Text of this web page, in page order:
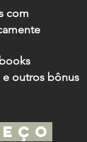
com
outros bônus